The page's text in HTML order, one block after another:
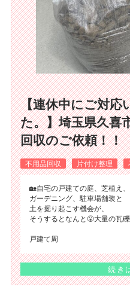
【連休中にご対応
た。】埼玉県久喜
回収のご依頼！！
不用品回収 片付け整理
🏡自宅の戸建ての庭、芝植え、
ガーデニング、駐車場舗装と
土を掘り起こす機会が、
そうするとなんと😤大量の瓦礫
戸建て周
続き